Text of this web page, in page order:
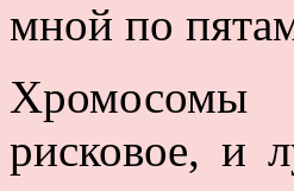
мной по
Хромосомы
рисковое, и